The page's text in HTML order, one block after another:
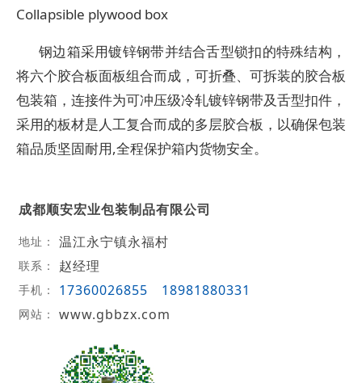
Collapsible plywood box
钢边箱采用镀锌钢带并结合舌型锁扣的特殊结构，
将六个胶合板面板组合而成，可折叠、可拆装的胶合板
包装箱，连接件为可冲压级冷轧镀锌钢带及舌型扣件，
采用的板材是人工复合而成的多层胶合板，以确保包装
箱品质坚固耐用,全程保护箱内货物安全。
成都顺安宏业包装制品有限公司
地址： 温江永宁镇永福村
联系： 赵经理
手机： 17360026855 18981880331
网站： www.gbbzx.com